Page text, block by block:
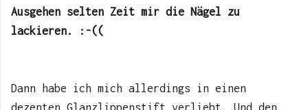
Ausgehen selten Zeit mir die Nägel zu
lackieren. :-((
Dann habe ich mich allerdings in einen
dezenten Glanzlippenstift verliebt. Und den